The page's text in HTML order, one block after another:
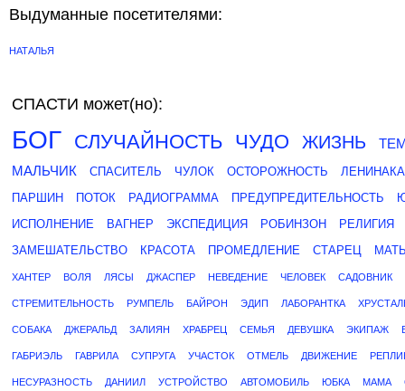
Выдуманные посетителями:
НАТАЛЬЯ
СПАСТИ может(но):
БОГ СЛУЧАЙНОСТЬ ЧУДО ЖИЗНЬ
МАЛЬЧИК
СПАСИТЕЛЬ ЧУЛОК ОСТОРОЖНОСТЬ
ПАРШИН
ПОТОК РАДИОГРАММА ПРЕДУПРЕДИТЕЛЬНОСТЬ
ИСПОЛНЕНИЕ
ВАГНЕР ЭКСПЕДИЦИЯ РОБИНЗОН
РЕЛИГИЯ
ЗАМЕШАТЕЛЬСТВО
КРАСОТА ПРОМЕДЛЕНИЕ СТАРЕЦ
ХАНТЕР ВОЛЯ ЛЯСЫ ДЖАСПЕР НЕВЕДЕНИЕ ЧЕЛОВЕК САДОВНИК
СТРЕМИТЕЛЬНОСТЬ РУМПЕЛЬ БАЙРОН ЭДИП ЛАБОРАНТКА
СОБАКА ДЖЕРАЛЬД ЗАЛИЯН ХРАБРЕЦ СЕМЬЯ ДЕВУШКА ЭКИПАЖ
ГАБРИЭЛЬ ГАВРИЛА СУПРУГА УЧАСТОК ОТМЕЛЬ ДВИЖЕНИЕ
НЕСУРАЗНОСТЬ ДАНИИЛ УСТРОЙСТВО АВТОМОБИЛЬ ЮБКА МАМА